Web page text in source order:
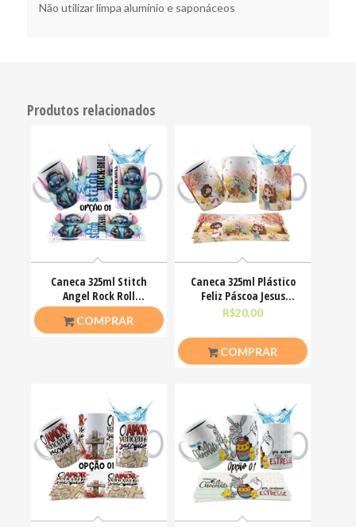
Não utilizar limpa alumínio e saponáceos
Produtos relacionados
Caneca 325ml Stitch
Angel Rock Roll
Motoclub Motoqueiro
COMPRAR
Caneca 325ml Plástico
Feliz Páscoa Jesus
Cristo Coelhinhos
R$20,00
COMPRAR